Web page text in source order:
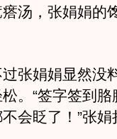
汤，张娟娟的
娟娟显然没
。“签字签到
会眨了！”张